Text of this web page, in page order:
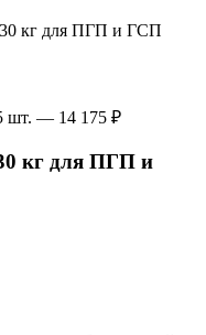
шт. — 14 175 ₽
кг для ПГП и